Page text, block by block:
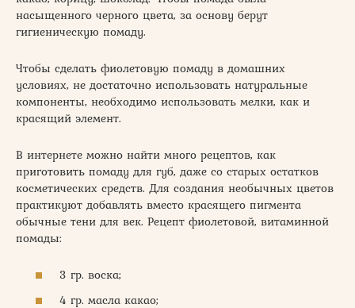
насыщенного черного цвета, за основу берут
гигиеническую помаду.
Чтобы сделать фиолетовую помаду в домашних
условиях, не достаточно использовать натуральные
компоненты, необходимо использовать мелки, как и
красящий элемент.
В интернете можно найти много рецептов, как
приготовить помаду для губ, даже со старых остатков
косметических средств. Для создания необычных цветов
практикуют добавлять вместо красящего пигмента
обычные тени для век. Рецепт фиолетовой, витаминной
помады:
3 гр. воска;
4 гр. масла какао;